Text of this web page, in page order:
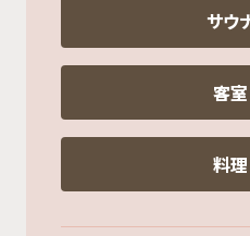
サウ
客室
料理